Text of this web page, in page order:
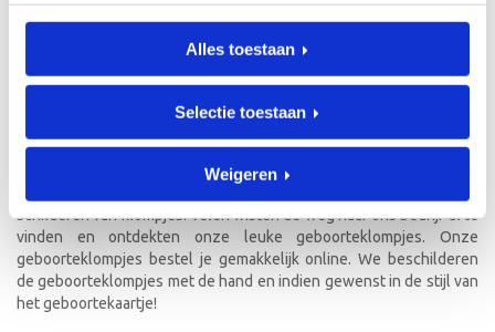
Alles toestaan
Selectie toestaan
Weigeren
GEBOORTEKLOMPJES EN
KRAAMCADEAU MET NAAM
schilderen van klompjes. Velen wisten de weg naar ons bedrijf al te
vinden en ontdekten onze leuke geboorteklompjes. Onze
geboorteklompjes bestel je gemakkelijk online. We beschilderen
de geboorteklompjes met de hand en indien gewenst in de stijl van
het geboortekaartje!